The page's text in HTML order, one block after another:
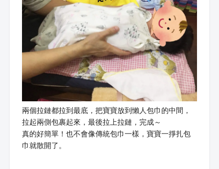
兩個拉鏈都拉到最底，把寶寶放到懶人包巾的中間，
拉起兩側包裹起來，最後拉上拉鏈，完成～
真的好簡單！也不會像傳統包巾一樣，寶寶一掙扎包
巾就散開了。